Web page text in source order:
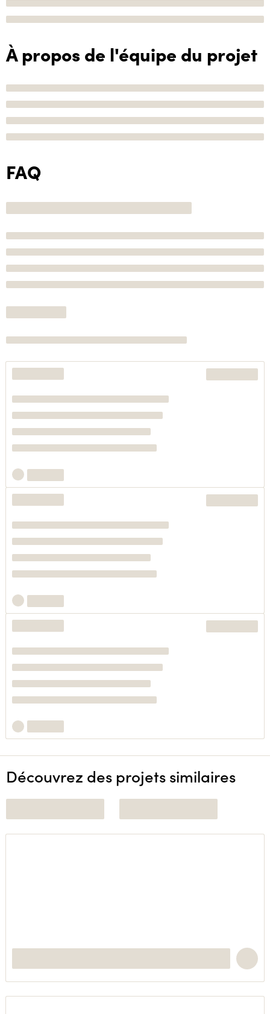
À propos de l'équipe du projet
FAQ
Découvrez des projets similaires